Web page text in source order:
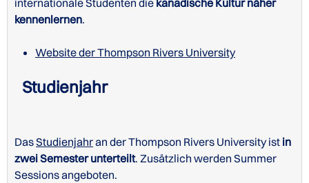
internationale Studenten die kanadische Kultur näher
kennenlernen.
Website der Thompson Rivers University
Studienjahr
DasStudienjahran der Thompson Rivers University ist in
zwei Semester unterteilt. Zusätzlich werden Summer
Sessions angeboten.